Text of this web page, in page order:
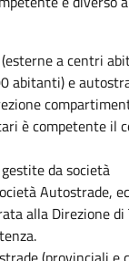
a centri
abitanti) e
è competente il
da società
Autostrade,
alla Direzione